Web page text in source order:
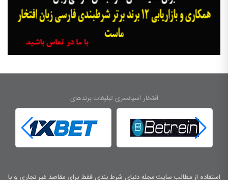
افتخار اسپانسری تبلیغات برندهای
استفاده از مطالب سایت مجله دنیای شرط بندی فقط برای مقاصد غیر تجاری و با